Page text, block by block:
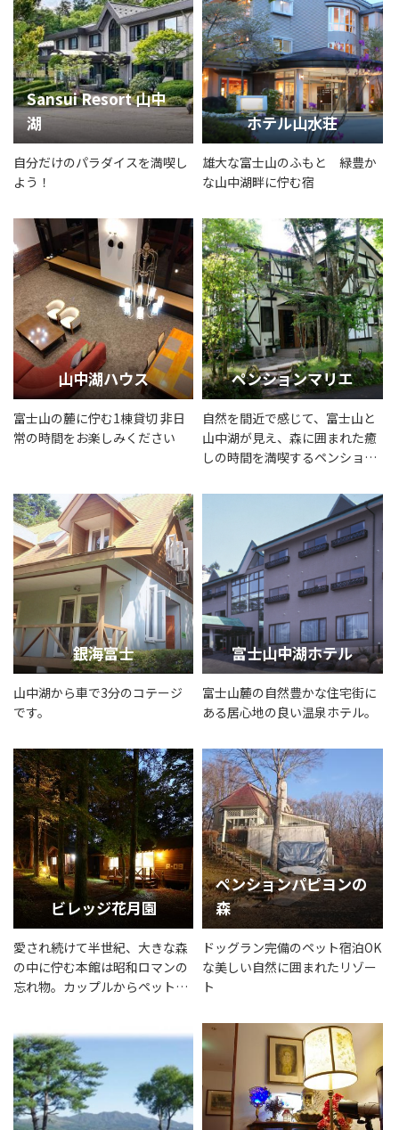
Sansui Resort 山中
湖
自分だけのパラダイスを満喫し
よう！
ホテル山水荘
雄大な富士山のふもと 緑豊か
な山中湖畔に佇む宿
山中湖ハウス
富士山の麓に佇む1棟貸切 非日
常の時間をお楽しみください
ペンションマリエ
自然を間近で感じて、富士山と
山中湖が見え、森に囲まれた癒
しの時間を満喫するペンション
銀海富士
山中湖から車で3分のコテージ
です。
富士山中湖ホテル
富士山麓の自然豊かな住宅街に
ある居心地の良い温泉ホテル。
ビレッジ花月園
愛され続けて半世紀、大きな森
の中に佇む本館は昭和ロマンの
忘れ物。カップルからペット同
ペンションパピヨンの
森
ドッグラン完備のペット宿泊OK
な美しい自然に囲まれたリゾー
ト